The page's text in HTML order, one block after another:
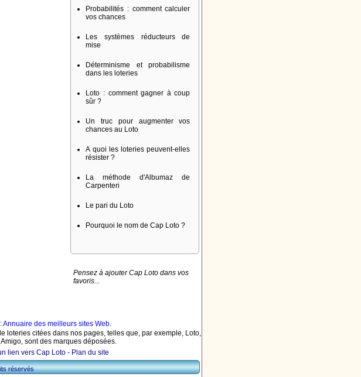
Probabilités : comment calculer
vos chances
Les systèmes réducteurs de
mise
Déterminisme et probabilisme
dans les loteries
Loto : comment gagner à coup
sûr ?
Un truc pour augmenter vos
chances au Loto
A quoi les loteries peuvent-elles
résister ?
La méthode d'Albumaz de
Carpenteri
Le pari du Loto
Pourquoi le nom de Cap Loto ?
Pensez à ajouter Cap Loto dans vos
favoris...
loteries citées dans nos pages, telles que, par exemple, Loto,
sont des marques déposées.
lien vers Cap Loto - Plan du site
réservés